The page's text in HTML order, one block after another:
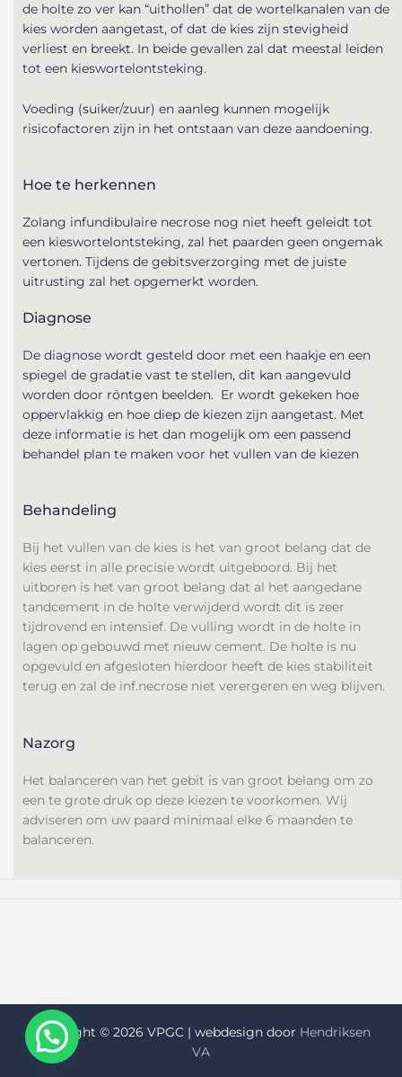
de holte zo ver kan “uithollen” dat de wortelkanalen van de
kies worden aangetast, of dat de kies zijn stevigheid
verliest en breekt. In beide gevallen zal dat meestal leiden
tot een kieswortelontsteking.
Voeding (suiker/zuur) en aanleg kunnen mogelijk
risicofactoren zijn in het ontstaan van deze aandoening.
Hoe te herkennen
Zolang infundibulaire necrose nog niet heeft geleidt tot
een kieswortelontsteking, zal het paarden geen ongemak
vertonen. Tijdens de gebitsverzorging met de juiste
uitrusting zal het opgemerkt worden.
Diagnose
De diagnose wordt gesteld door met een haakje en een
spiegel de gradatie vast te stellen, dit kan aangevuld
worden door röntgen beelden. Er wordt gekeken hoe
oppervlakkig en hoe diep de kiezen zijn aangetast. Met
deze informatie is het dan mogelijk om een passend
behandel plan te maken voor het vullen van de kiezen
Behandeling
Bij het vullen van de kies is het van groot belang dat de
kies eerst in alle precisie wordt uitgeboord. Bij het
uitboren is het van groot belang dat al het aangedane
tandcement in de holte verwijderd wordt dit is zeer
tijdrovend en intensief. De vulling wordt in de holte in
lagen op gebouwd met nieuw cement. De holte is nu
opgevuld en afgesloten hierdoor heeft de kies stabiliteit
terug en zal de inf.necrose niet verergeren en weg blijven.
Nazorg
Het balanceren van het gebit is van groot belang om zo
een te grote druk op deze kiezen te voorkomen. Wij
adviseren om uw paard minimaal elke 6 maanden te
balanceren.
Copyright © 2026 VPGC | webdesign door Hendriksen
VA